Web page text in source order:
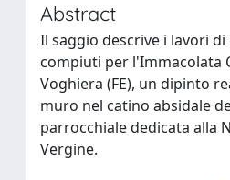
Abstract
Il saggio descrive i lavori
compiuti per l'Immacolata
Voghiera (FE), un dipinto
muro nel catino absidale
parrocchiale dedicata alla
Vergine.